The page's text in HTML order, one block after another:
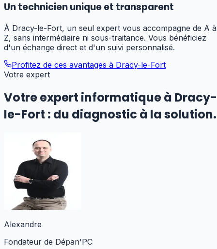
Un technicien unique et transparent
À Dracy-le-Fort, un seul expert vous accompagne de A à
Z, sans intermédiaire ni sous-traitance. Vous bénéficiez
d'un échange direct et d'un suivi personnalisé.
Profitez de ces avantages à Dracy-le-Fort
Votre expert
Votre expert informatiqueà Dracy-
le-Fort : du diagnostic à la solution.
Alexandre
Fondateur de Dépan'PC